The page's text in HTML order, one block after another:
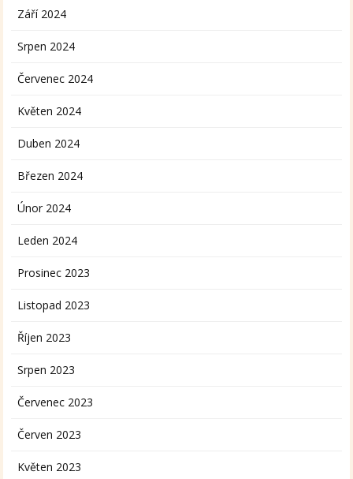
Září 2024
Srpen 2024
Červenec 2024
Květen 2024
Duben 2024
Březen 2024
Únor 2024
Leden 2024
Prosinec 2023
Listopad 2023
Říjen 2023
Srpen 2023
Červenec 2023
Červen 2023
Květen 2023